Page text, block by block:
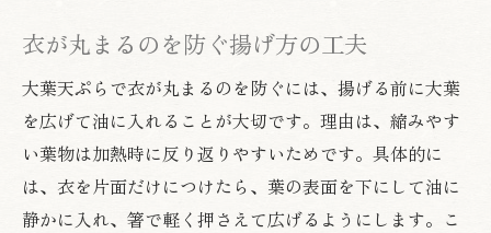
衣が丸まるのを防ぐ揚げ方の工夫
大葉天ぷらで衣が丸まるのを防ぐには、揚げる前に大葉
を広げて油に入れることが大切です。理由は、縮みやす
い葉物は加熱時に反り返りやすいためです。具体的に
は、衣を片面だけにつけたら、葉の表面を下にして油に
静かに入れ、箸で軽く押さえて広げるようにします。こ